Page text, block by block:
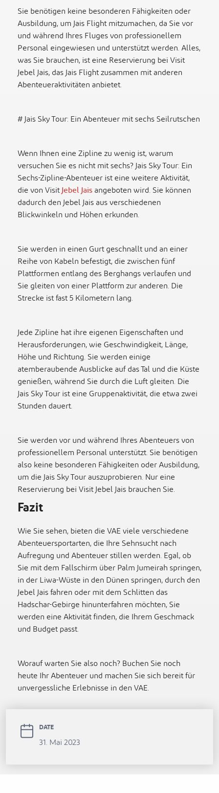
Sie benötigen keine besonderen Fähigkeiten oder
Ausbildung, um Jais Flight mitzumachen, da Sie vor
und während Ihres Fluges von professionellem
Personal eingewiesen und unterstützt werden. Alles,
was Sie brauchen, ist eine Reservierung bei Visit
Jebel Jais, das Jais Flight zusammen mit anderen
Abenteueraktivitäten anbietet.
# Jais Sky Tour: Ein Abenteuer mit sechs Seilrutschen
Wenn Ihnen eine Zipline zu wenig ist, warum
versuchen Sie es nicht mit sechs? Jais Sky Tour: Ein
Sechs-Zipline-Abenteuer ist eine weitere Aktivität,
die von VisitJebel Jaisangeboten wird. Sie können
dadurch den Jebel Jais aus verschiedenen
Blickwinkeln und Höhen erkunden.
Sie werden in einen Gurt geschnallt und an einer
Reihe von Kabeln befestigt, die zwischen fünf
Plattformen entlang des Berghangs verlaufen und
Sie gleiten von einer Plattform zur anderen. Die
Strecke ist fast 5 Kilometern lang.
Jede Zipline hat ihre eigenen Eigenschaften und
Herausforderungen, wie Geschwindigkeit, Länge,
Höhe und Richtung. Sie werden einige
atemberaubende Ausblicke auf das Tal und die Küste
genießen, während Sie durch die Luft gleiten. Die
Jais Sky Tour ist eine Gruppenaktivität, die etwa zwei
Stunden dauert.
Sie werden vor und während Ihres Abenteuers von
professionellem Personal unterstützt. Sie benötigen
also keine besonderen Fähigkeiten oder Ausbildung,
um die Jais Sky Tour auszuprobieren. Nur eine
Reservierung bei Visit Jebel Jais brauchen Sie.
Fazit
Wie Sie sehen, bieten die VAE viele verschiedene
Abenteuersportarten, die Ihre Sehnsucht nach
Aufregung und Abenteuer stillen werden. Egal, ob
Sie mit dem Fallschirm über Palm Jumeirah springen,
in der Liwa-Wüste in den Dünen springen, durch den
Jebel Jais fahren oder mit dem Schlitten das
Hadschar-Gebirge hinunterfahren möchten, Sie
werden eine Aktivität finden, die Ihrem Geschmack
und Budget passt.
Worauf warten Sie also noch? Buchen Sie noch
heute Ihr Abenteuer und machen Sie sich bereit für
unvergessliche Erlebnisse in den VAE.
DATE
31. Mai 2023